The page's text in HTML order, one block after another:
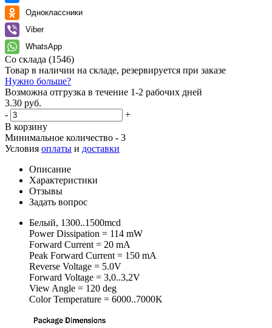
Одноклассники
Viber
WhatsApp
Со склада (1546)
Товар в наличии на складе, резервируется при заказе
Нужно больше?
Возможна отгрузка в течение 1-2 рабочих дней
3.30 руб.
-
+
В корзину
Минимальное количество - 3
Условия оплаты и доставки
Описание
Характеристики
Отзывы
Задать вопрос
Белый, 1300..1500mcd
Power Dissipation = 114 mW
Forward Current = 20 mA
Peak Forward Current = 150 mA
Reverse Voltage = 5.0V
Forward Voltage = 3,0..3,2V
View Angle = 120 deg
Color Temperature = 6000..7000K